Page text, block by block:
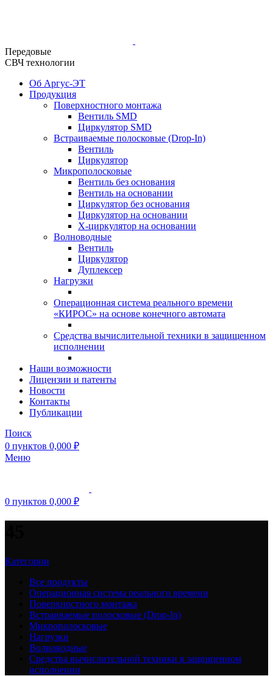
Передовые
СВЧ технологии
Об Аргус-ЭТ
Продукция
Поверхностного монтажа
Вентиль SMD
Циркулятор SMD
Встраиваемые полосковые (Drop-In)
Вентиль
Циркулятор
Микрополосковые
Вентиль без основания
Вентиль на основании
Циркулятор без основания
Циркулятор на основании
Х-циркулятор на основании
Волноводные
Вентиль
Циркулятор
Дуплексер
Нагрузки
Операционная система реального времени
«КИРОС» на основе конечного автомата
Средства вычислительной техники в защищенном
исполнении
Наши возможности
Лицензии и патенты
Новости
Контакты
Публикации
Поиск
0 пунктов 0,000 ₽
Меню
0 пунктов 0,000 ₽
Категории
Все продукты
Операционная система реального времени
Поверхностного монтажа
Встраиваемые полосковые (Drop-In)
Микрополосковые
Нагрузки
Волноводные
Средства вычислительной техники в защищенном
исполнении